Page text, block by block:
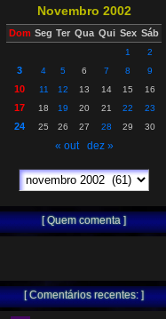
Novembro 2002
Dom Seg Ter Qua Qui Sex Sáb
1 2
3 4 5 6 7 8 9
10 11 12 13 14 15 16
17 18 19 20 21 22 23
24 25 26 27 28 29 30
« out dez »
[ Quem comenta ]
[ Comentários recentes: ]